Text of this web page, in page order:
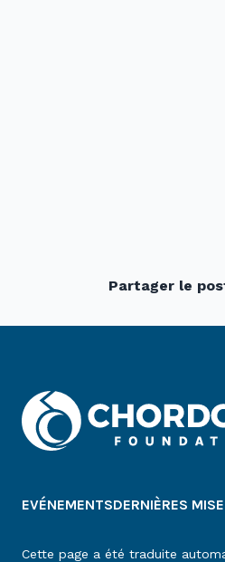
Partager le
EVÉNEMENTSDERNIÈRES
Cette page a été traduite